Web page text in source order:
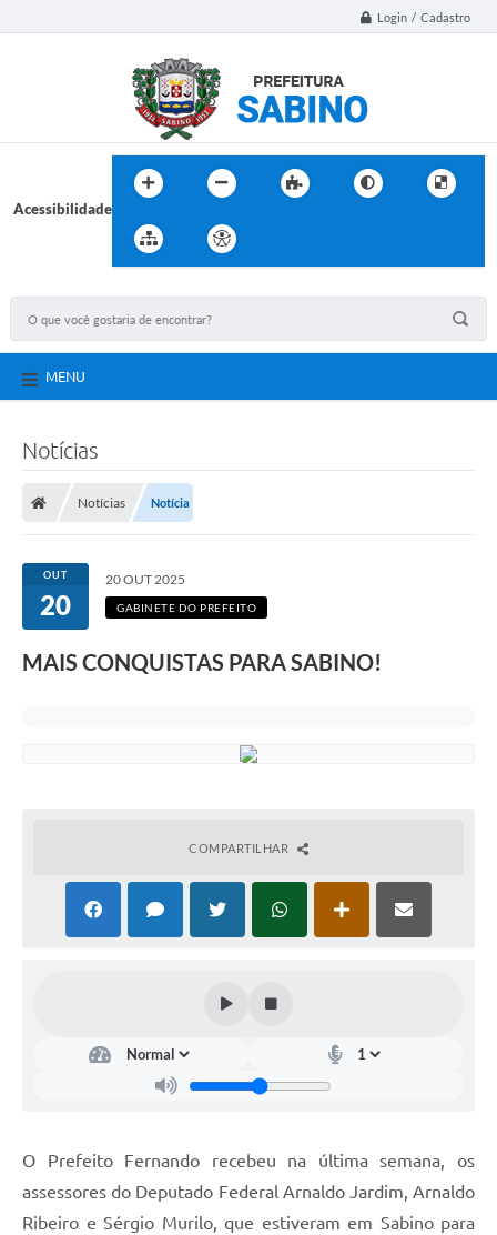
Login / Cadastro
Acessibilidade
MENU
Notícias
Notícias Notícia
OUT
20
20 OUT 2025
GABINETE DO PREFEITO
MAIS CONQUISTAS PARA SABINO!
COMPARTILHAR
O Prefeito Fernando recebeu na última semana, os
assessores do Deputado Federal Arnaldo Jardim, Arnaldo
Ribeiro e Sérgio Murilo, que estiveram em Sabino para